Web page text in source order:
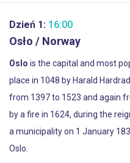
Dzień 1: 16:00
Osło / Norway
Oslo is the capital and most
place in 1048 by Harald
from 1397 to 1523 and again
by a fire in 1624, during the
a municipality on 1 January
Oslo.